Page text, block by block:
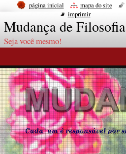
Mudança de Filosofia
Seja você mesmo!
página inicial mapa do site
imprimir